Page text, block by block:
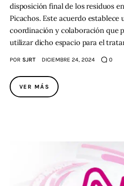
disposición final de los residuos
Picachos. Este acuerdo establece
coordinación y colaboración que
utilizar dicho espacio para el
POR SJRT DICIEMBRE 24, 2024 0
VER MÁS